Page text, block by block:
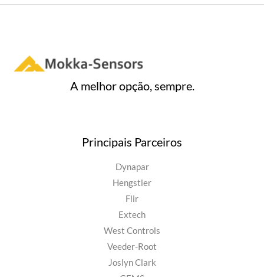
A melhor opção, sempre.
Principais Parceiros
Dynapar
Hengstler
Flir
Extech
West Controls
Veeder-Root
Joslyn Clark